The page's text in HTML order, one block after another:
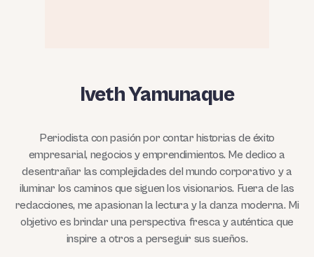
Iveth Yamunaque
Periodista con pasión por contar historias de éxito
empresarial, negocios y emprendimientos. Me dedico a
desentrañar las complejidades del mundo corporativo y a
iluminar los caminos que siguen los visionarios. Fuera de las
redacciones, me apasionan la lectura y la danza moderna. Mi
objetivo es brindar una perspectiva fresca y auténtica que
inspire a otros a perseguir sus sueños.